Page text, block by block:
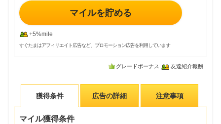
マイルを貯める
+5%mile
すぐたまはアフィリエイト広告など、プロモーション広告を利用しています
グレードボーナス 友達紹介報酬
獲得条件 広告の詳細 注意事項
マイル獲得条件